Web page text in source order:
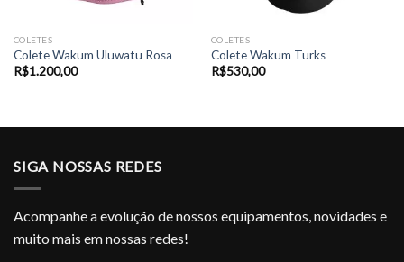
COLETES
Colete Wakum Uluwatu Rosa
R$1.200,00
COLETES
Colete Wakum Turks
R$530,00
SIGA NOSSAS REDES
Acompanhe a evolução de nossos equipamentos, novidades e
muito mais em nossas redes!